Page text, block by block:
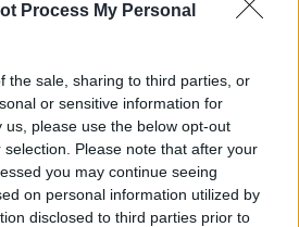
Process My Personal
the sale, sharing to third parties, or
or sensitive information for
please use the below opt-out
Please note that after your
you may continue seeing
on personal information utilized by
disclosed to third parties prior to
Fold Vivo X Fold 6